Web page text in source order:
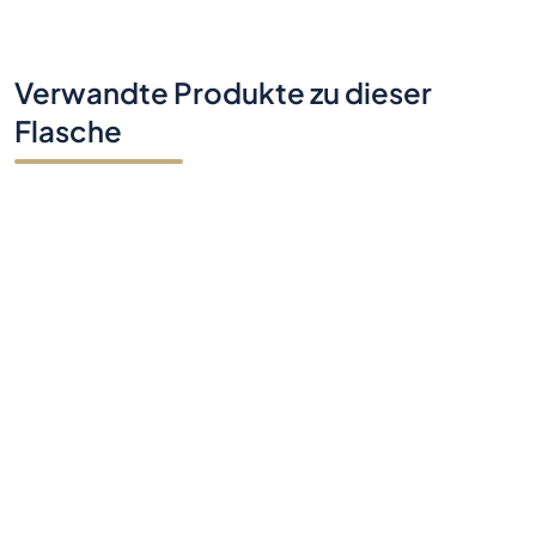
Verwandte Produkte zu dieser
Flasche